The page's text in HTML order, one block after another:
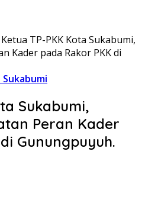
Ketua TP-PKK Kota Sukabumi,
Kader pada Rakor PKK di
Sukabumi,
Peran Kader
Gunungpuyuh.